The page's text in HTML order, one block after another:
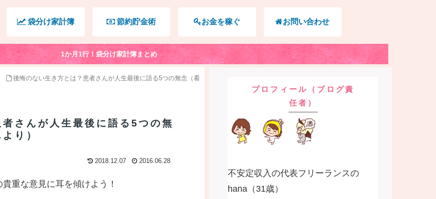
袋分け家計簿 節約貯金術 お金を稼ぐ お問い合わせ
1か月1行！袋分け家計簿まとめ
後悔のない生き方とは？患者さんが人生最後に語る5つの無念（看
さんが人生最後に語る5つの無
り）
2018.12.07 2016.06.28
重な意見に耳を傾けよう！
プロフィール（ブログ責
任者）
不安定収入の代表フリーランスの
hana（31歳）